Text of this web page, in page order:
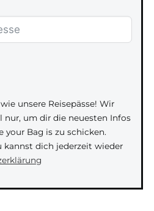
unsere Reisepässe! Wir
nur, um dir die neuesten Infos
your Bag is zu schicken.
kannst dich jederzeit wieder